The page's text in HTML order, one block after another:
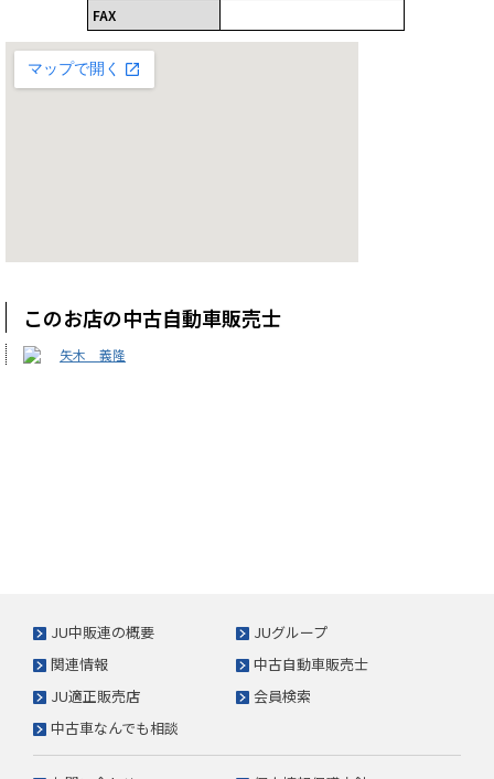
FAX
このお店の中古自動車販売士
矢木 義隆
JU中販連の概要
JUグループ
関連情報
中古自動車販売士
JU適正販売店
会員検索
中古車なんでも相談